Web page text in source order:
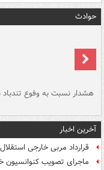
حوادث
هشدار نسبت به وفوع تندباد
آخرین اخبار
قرارداد مربی خارجی
ماجرای تصویب